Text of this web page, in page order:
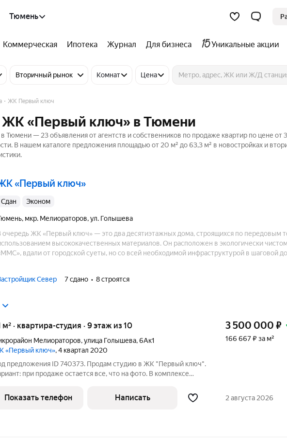
Тюмень
Коммерческая Ипотека Журнал Для бизнеса Уникальные акции
Вторичный рынок Комнат Цена
ЖК Первый ключ
ЖК «Первый ключ» в Тюмени
Тюмени — 23 объявления от агентств и собственников по продаже квартир по цене
В нашем каталоге предложения площадью от 20 м² до 63,3 м² в новостройках и
ЖК «Первый ключ»
Сдан эконом
, мкр. Мелиораторов,ул. Голышева
очередь ЖК «Первый ключ» — это два десятиэтажных дома, строящихся по передовым
высококачественных материалов. Он расположен в экологически
вдали от городской суеты, но со всей необходимой инфраструктурой в шаговой
Север
7 сдано 8 строятся
м² · квартира-студия · 9 этаж из 10
Мелиораторов,улица Голышева,6Ак1
ЖК «Первый ключ», 4 квартал 2020
предложения ID 740373. Продам студию в ЖК "Первый ключ".
при продаже остается все, что на фото. В комплексе
котельная. Придомовая территория оборудована
площадками с
3 500 000 ₽
166 667 ₽ за м²
Показать телефон Написать 2 августа 2026